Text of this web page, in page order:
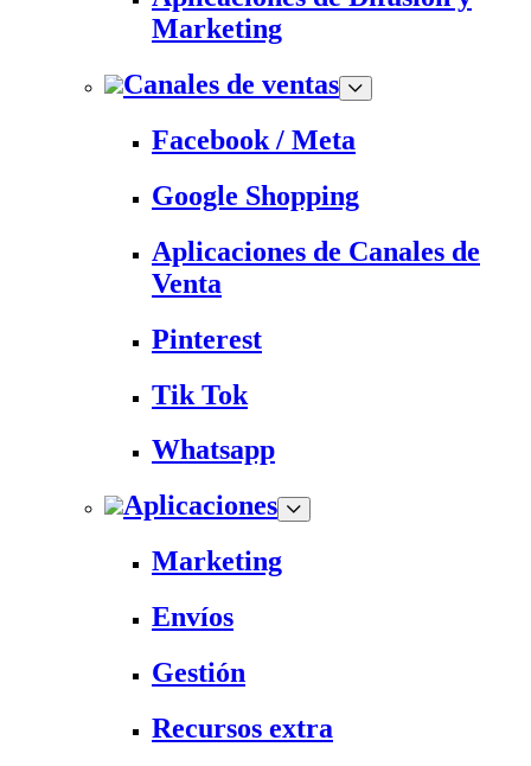
Marketing
Canales de ventas
Facebook / Meta
Google Shopping
Aplicaciones de Canales de
Venta
Pinterest
Tik Tok
Whatsapp
Aplicaciones
Marketing
Envíos
Gestión
Recursos extra